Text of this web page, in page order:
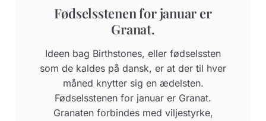
Fødselsstenen for januar er
Granat.
Ideen bag Birthstones, eller fødselssten
som de kaldes på dansk, er at der til hver
måned knytter sig en ædelsten.
Fødselsstenen for januar er Granat.
Granaten forbindes med viljestyrke,